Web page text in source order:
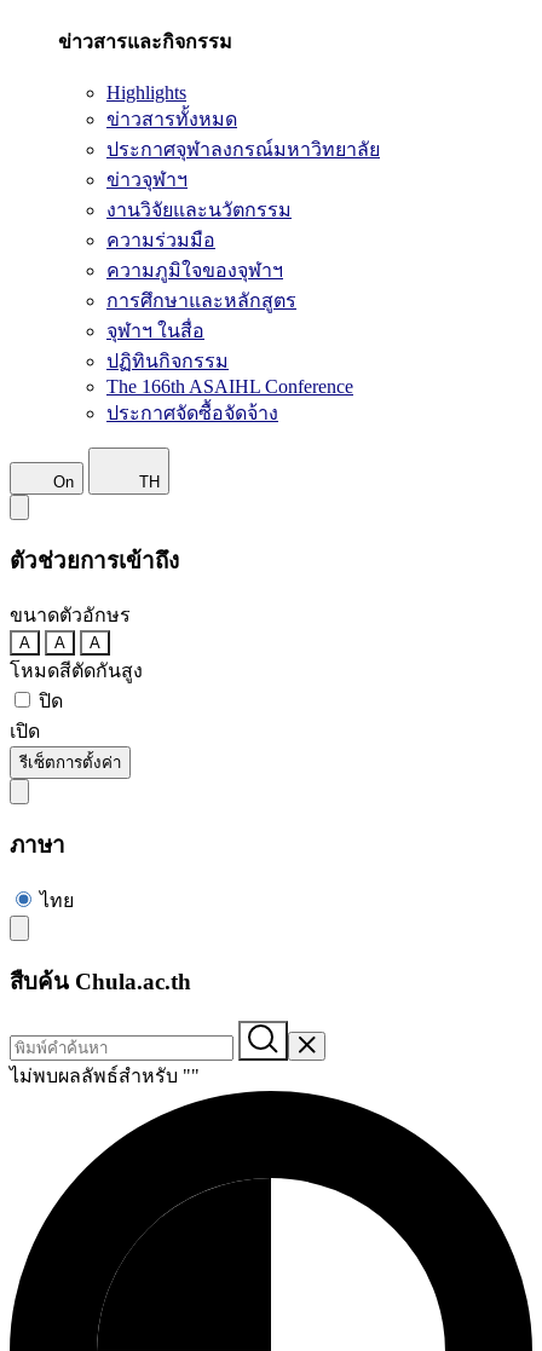
ข่าวสารและกิจกรรม
Highlights
ข่าวสารทั้งหมด
ประกาศจุฬาลงกรณ์มหาวิทยาลัย
ข่าวจุฬาฯ
งานวิจัยและนวัตกรรม
ความร่วมมือ
ความภูมิใจของจุฬาฯ
การศึกษาและหลักสูตร
จุฬาฯ ในสื่อ
ปฏิทินกิจกรรม
The 166th ASAIHL Conference
ประกาศจัดซื้อจัดจ้าง
On TH
ตัวช่วยการเข้าถึง
ขนาดตัวอักษร
A A A
โหมดสีตัดกันสูง
ปิด
เปิด
รีเซ็ตการตั้งค่า
ภาษา
ไทย
สืบค้น Chula.ac.th
ไม่พบผลลัพธ์สำหรับ ""